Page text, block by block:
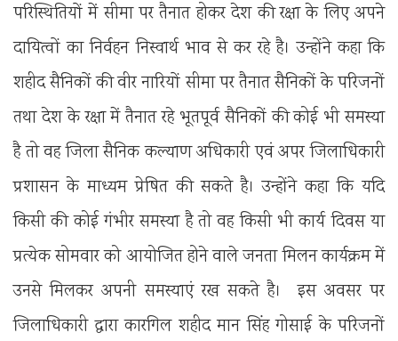
परिस्थितियों में सीमा पर तैनात होकर देश की रक्षा के लिए अपने
दायित्वों का निर्वहन निस्वार्थ भाव से कर रहे है। उन्होंने कहा कि
शहीद सैनिकों की वीर नारियों सीमा पर तैनात सैनिकों के परिजनों
तथा देश के रक्षा में तैनात रहे भूतपूर्व सैनिकों की कोई भी समस्या
है तो वह जिला सैनिक कल्याण अधिकारी एवं अपर जिलाधिकारी
प्रशासन के माध्यम प्रेषित की सकते है। उन्होंने कहा कि यदि
किसी की कोई गंभीर समस्या है तो वह किसी भी कार्य दिवस या
प्रत्येक सोमवार को आयोजित होने वाले जनता मिलन कार्यक्रम में
उनसे मिलकर अपनी समस्याएं रख सकते है। इस अवसर पर
जिलाधिकारी द्वारा कारगिल शहीद मान सिंह गोसाई के परिजनों